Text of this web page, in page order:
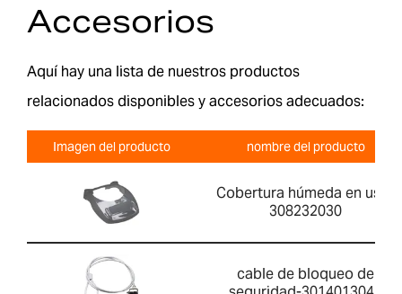
Accesorios
Aquí hay una lista de nuestros productos
relacionados disponibles y accesorios adecuados:
Imagen del producto nombre del producto
Cobertura húmeda en uso-
308232030
cable de bloqueo de